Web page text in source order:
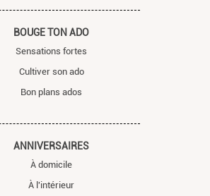
BOUGE TON ADO
Sensations fortes
Cultiver son ado
Bon plans ados
ANNIVERSAIRES
À domicile
À l'intérieur